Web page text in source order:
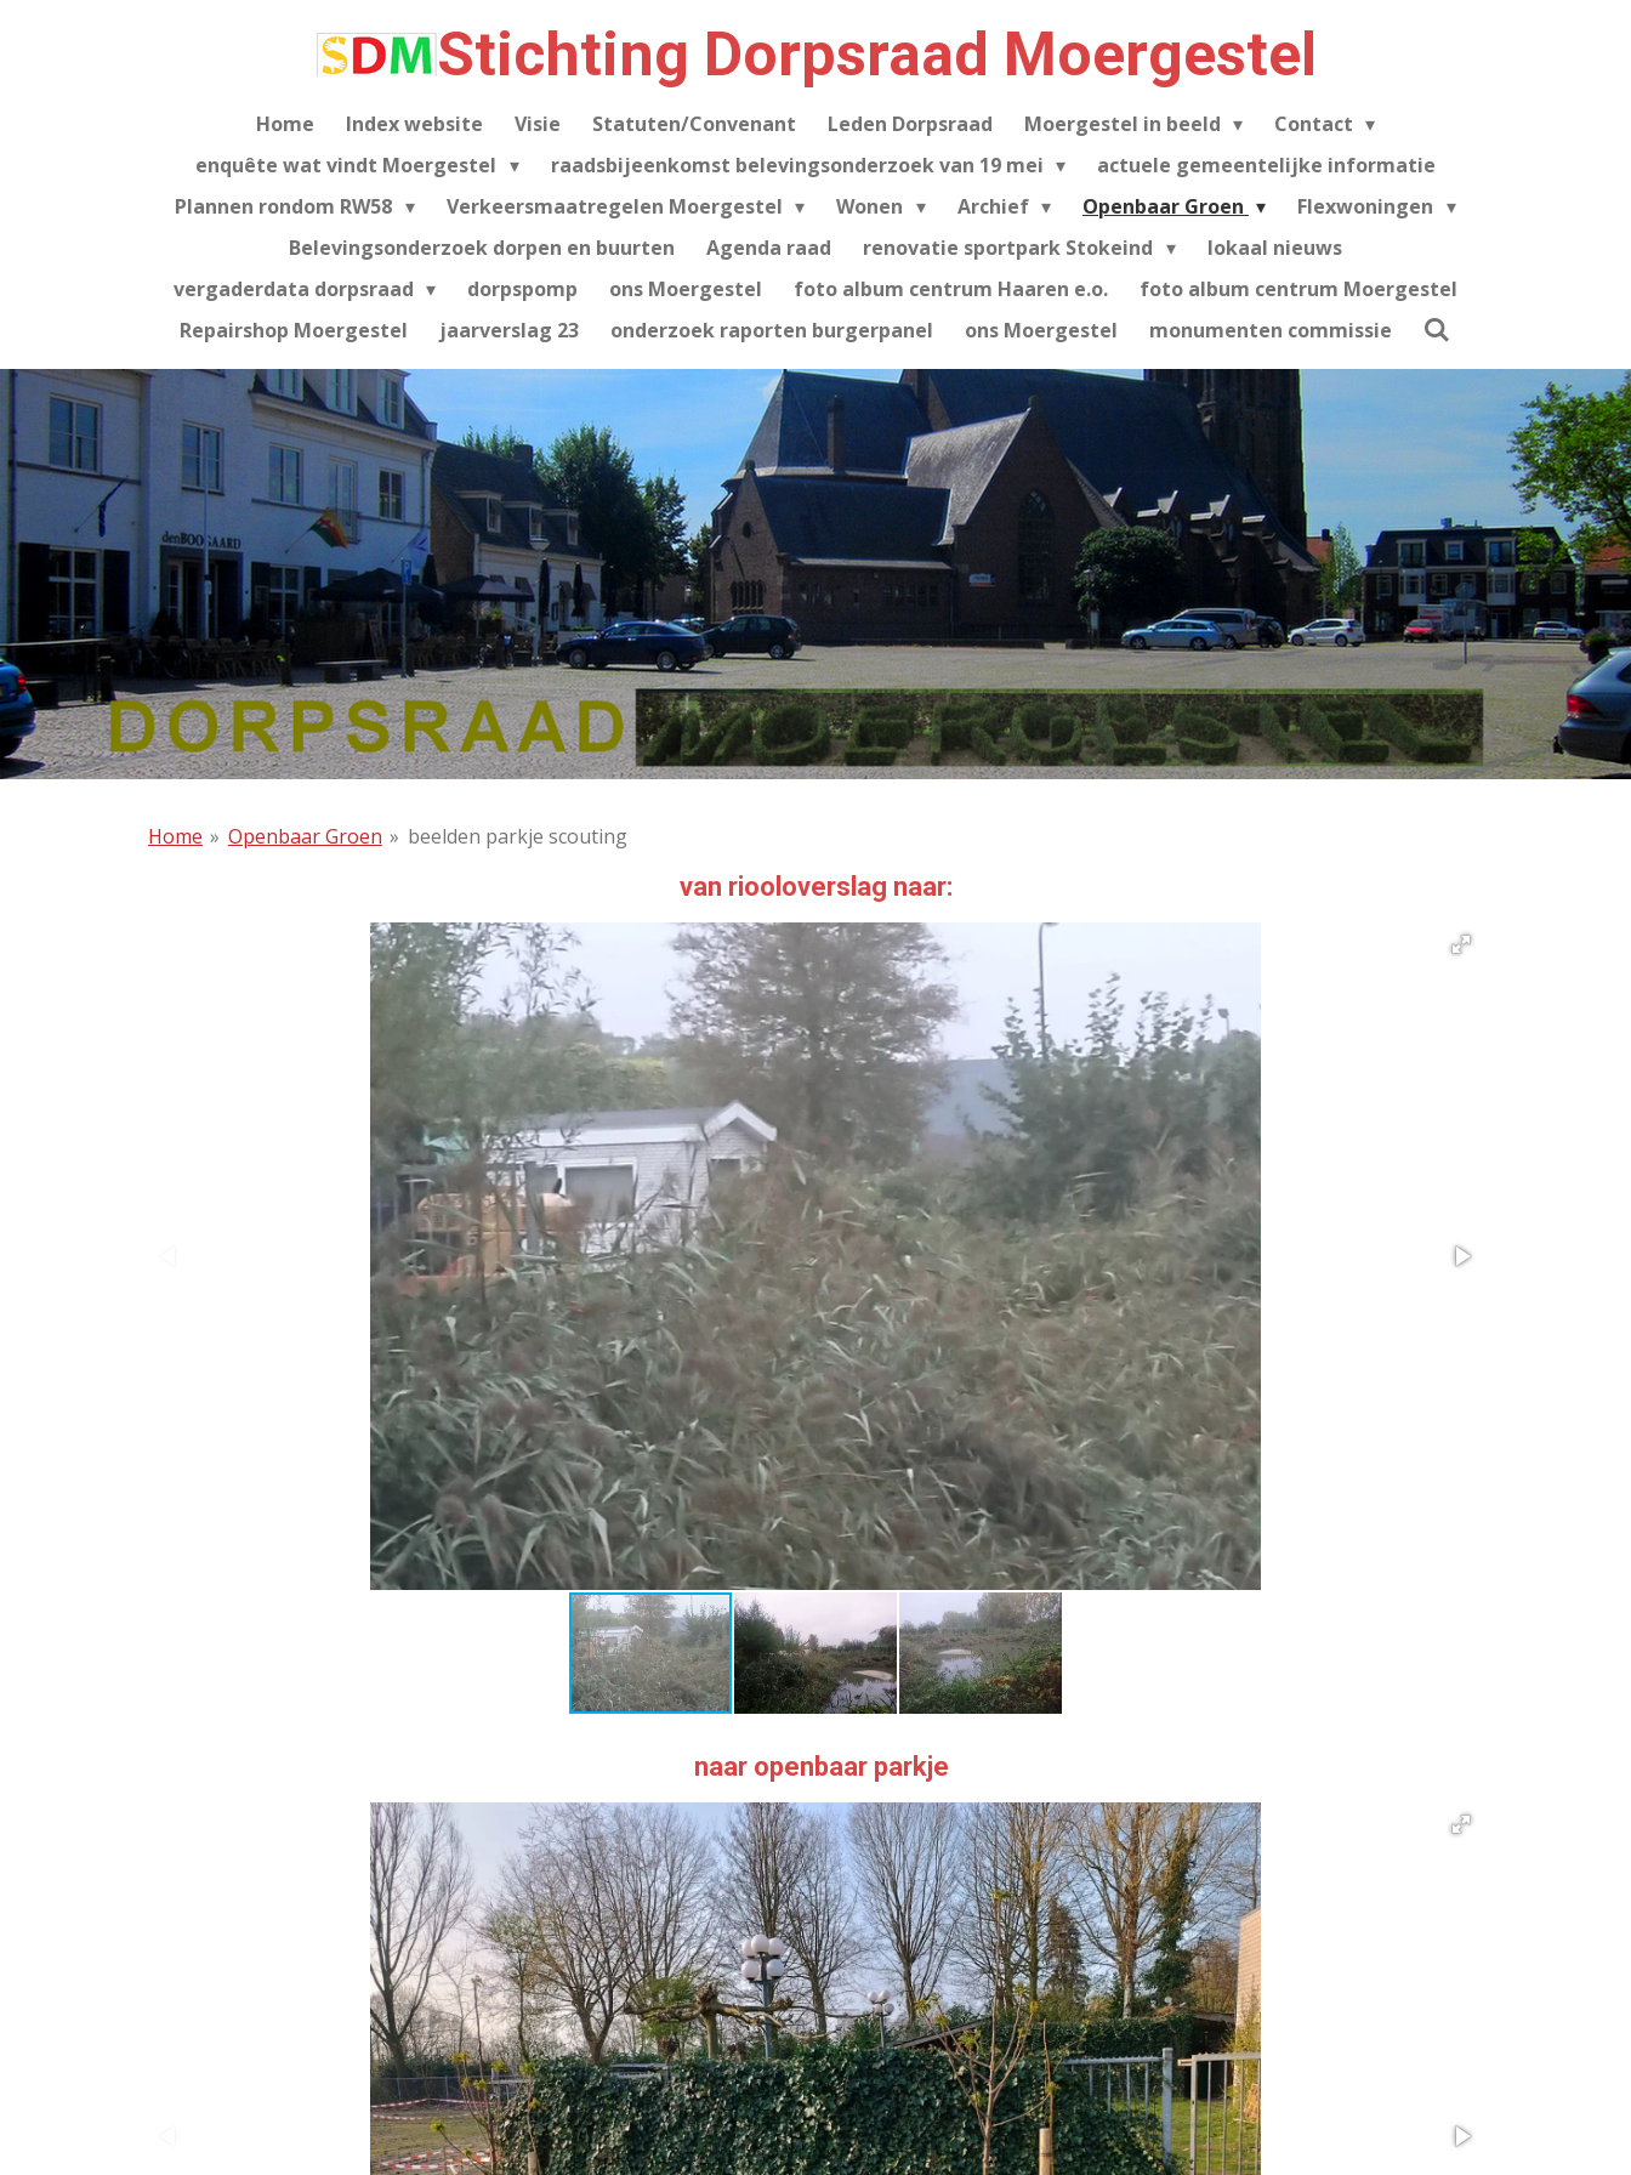
Stichting Dorpsraad Moergestel
Home Index website Visie Statuten/Convenant Leden Dorpsraad Moergestel in beeld
Contact
enquête wat vindt Moergestel
raadsbijeenkomst belevingsonderzoek van 19 mei
actuele gemeentelijke informatie
Plannen rondom RW58
Verkeersmaatregelen Moergestel Wonen Archief Openbaar Groen
Flexwoningen
Belevingsonderzoek dorpen en buurten
Agenda raad renovatie sportpark Stokeind
lokaal nieuws
vergaderdata dorpsraad
dorpspomp ons Moergestel foto album centrum Haaren e.o.
foto album centrum Moergestel
Repairshop Moergestel
jaarverslag 23 onderzoek raporten burgerpanel ons Moergestel monumenten commissie
Home » Openbaar Groen » beelden parkje scouting
van riooloverslag naar:
naar openbaar parkje